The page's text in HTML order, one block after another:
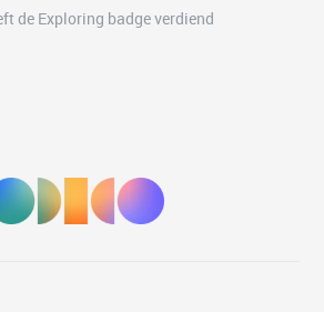
de Exploring badge verdiend